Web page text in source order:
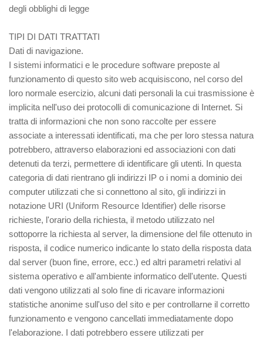
degli obblighi di legge
TIPI DI DATI TRATTATI
Dati di navigazione.
I sistemi informatici e le procedure software preposte al
funzionamento di questo sito web acquisiscono, nel corso del
loro normale esercizio, alcuni dati personali la cui trasmissione è
implicita nell'uso dei protocolli di comunicazione di Internet. Si
tratta di informazioni che non sono raccolte per essere
associate a interessati identificati, ma che per loro stessa natura
potrebbero, attraverso elaborazioni ed associazioni con dati
detenuti da terzi, permettere di identificare gli utenti. In questa
categoria di dati rientrano gli indirizzi IP o i nomi a dominio dei
computer utilizzati che si connettono al sito, gli indirizzi in
notazione URI (Uniform Resource Identifier) delle risorse
richieste, l'orario della richiesta, il metodo utilizzato nel
sottoporre la richiesta al server, la dimensione del file ottenuto in
risposta, il codice numerico indicante lo stato della risposta data
dal server (buon fine, errore, ecc.) ed altri parametri relativi al
sistema operativo e all'ambiente informatico dell'utente. Questi
dati vengono utilizzati al solo fine di ricavare informazioni
statistiche anonime sull'uso del sito e per controllarne il corretto
funzionamento e vengono cancellati immediatamente dopo
l'elaborazione. I dati potrebbero essere utilizzati per